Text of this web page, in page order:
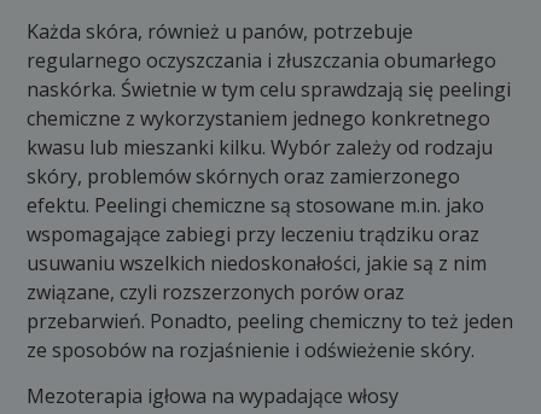
Każda skóra, również u panów, potrzebuje
regularnego oczyszczania i złuszczania obumarłego
naskórka. Świetnie w tym celu sprawdzają się peelingi
chemiczne z wykorzystaniem jednego konkretnego
kwasu lub mieszanki kilku. Wybór zależy od rodzaju
skóry, problemów skórnych oraz zamierzonego
efektu. Peelingi chemiczne są stosowane m.in. jako
wspomagające zabiegi przy leczeniu trądziku oraz
usuwaniu wszelkich niedoskonałości, jakie są z nim
związane, czyli rozszerzonych porów oraz
przebarwień. Ponadto, peeling chemiczny to też jeden
ze sposobów na rozjaśnienie i odświeżenie skóry.
Mezoterapia igłowa na wypadające włosy